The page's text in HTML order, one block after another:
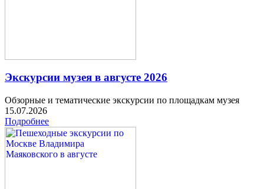
Экскурсии музея в августе 2026
Обзорные и тематические экскурсии по площадкам музея
15.07.2026
Подробнее